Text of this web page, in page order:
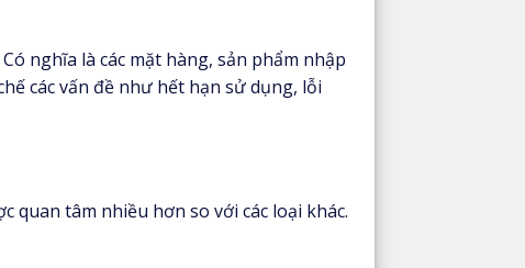
nghĩa là các mặt hàng, sản phẩm nhập
các vấn đề như hết hạn sử dụng, lỗi
quan tâm nhiều hơn so với các loại khác.